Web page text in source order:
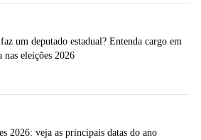
um deputado estadual? Entenda cargo em
nas eleições 2026
2026: veja as principais datas do ano